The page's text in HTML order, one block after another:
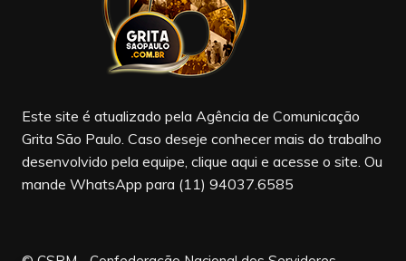
e
Este site é atualizado pela Agência de Comunicação
Grita São Paulo. Caso deseje conhecer mais do trabalho
desenvolvido pela equipe, clique aqui e acesse o site. Ou
mande WhatsApp para (11) 94037.6585